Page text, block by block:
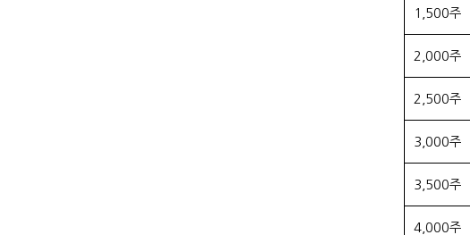
1,500주
2,000주
2,500주
3,000주
3,500주
4,000주